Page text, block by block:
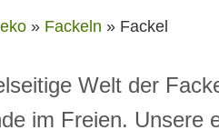
» Fackeln » Fackel
Welt der
im Freien. Unsere